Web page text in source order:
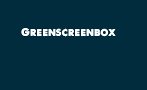
Greenscreenbox